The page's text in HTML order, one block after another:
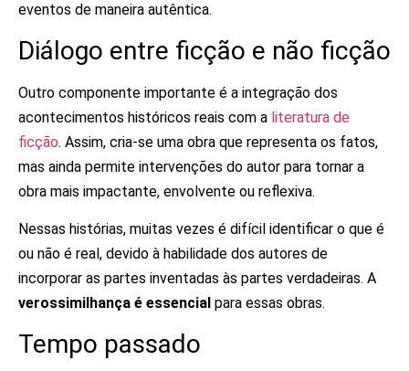
eventos de maneira autêntica.
Diálogo entre ficção e não ficção
Outro componente importante é a integração dos
acontecimentos históricos reais com a literatura de
ficção. Assim, cria-se uma obra que representa os fatos,
mas ainda permite intervenções do autor para tornar a
obra mais impactante, envolvente ou reflexiva.
Nessas histórias, muitas vezes é difícil identificar o que é
ou não é real, devido à habilidade dos autores de
incorporar as partes inventadas às partes verdadeiras. A
verossimilhança é essencial para essas obras.
Tempo passado